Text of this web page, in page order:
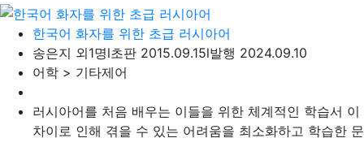
한국어 화자를 위한 초급 러시아어
송은지 외1명l초판 2015.09.15l발행 2024.09.10
어학 > 기타제어
러시아어를 처음 배우는 이들을 위한 체계적인 학습서
차이로 인해 겪을 수 있는 어려움을 최소화하고 학습한